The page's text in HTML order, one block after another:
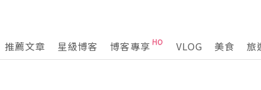
推薦文章 星級博客 博客專享 VLOG 美食 旅